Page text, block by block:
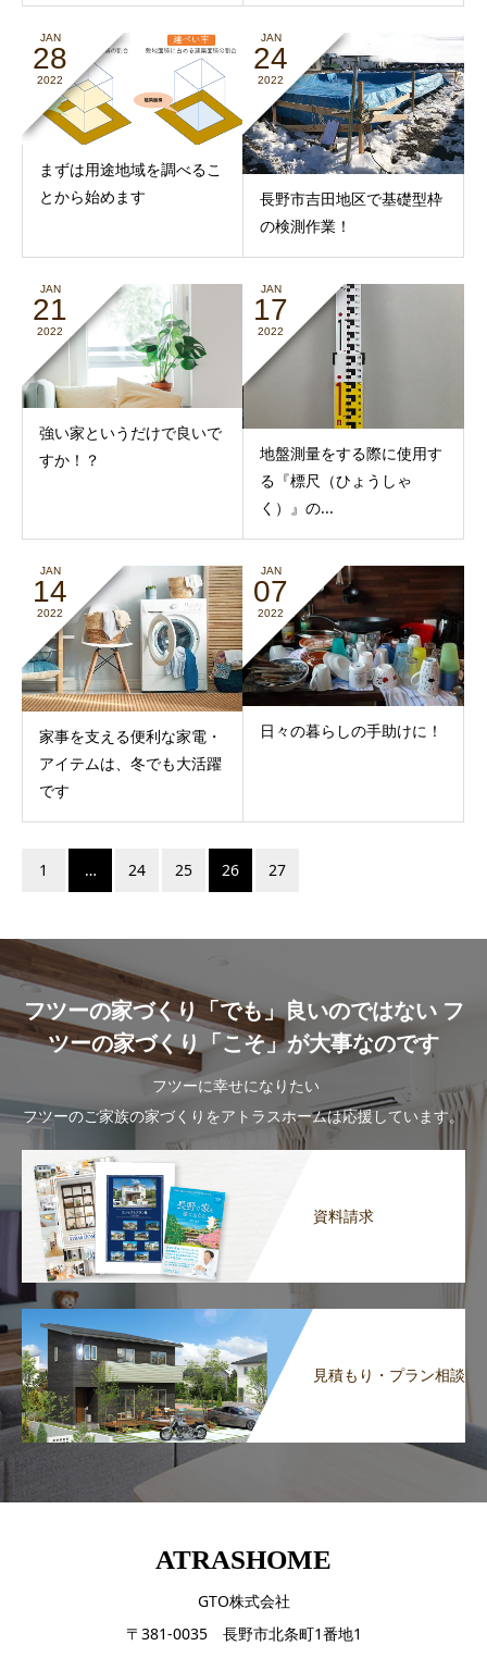
JAN
28
2022
まずは用途地域を調べるこ
とから始めます
JAN
24
2022
長野市吉田地区で基礎型枠
の検測作業！
JAN
21
2022
強い家というだけで良いで
すか！？
JAN
17
2022
地盤測量をする際に使用す
る『標尺（ひょうしゃ
く）』の...
JAN
14
2022
家事を支える便利な家電・
アイテムは、冬でも大活躍
です
JAN
07
2022
日々の暮らしの手助けに！
1 … 24 25 26 27
フツーの家づくり「でも」良いのではない フ
ツーの家づくり「こそ」が大事なのです
フツーに幸せになりたい
フツーのご家族の家づくりをアトラスホームは応援しています。
資料請求
見積もり・プラン相談
ATRASHOME
GTO株式会社
〒381-0035 長野市北条町1番地1